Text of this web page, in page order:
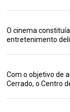
O cinema
entretenimento
Com o objetivo de
Cerrado, o Centro